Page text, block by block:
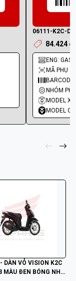
06111-K2C-
84.424 ₫
ENG:
MÃ PHỤ
MODEL
MODEL
DÀN VỎ VISION K2C
MÀU ĐEN BÓNG NHB